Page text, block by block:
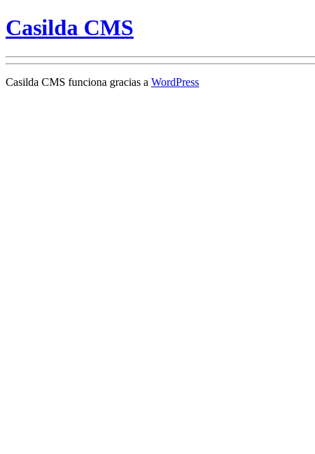
Casilda CMS
Casilda CMS funciona gracias a WordPress